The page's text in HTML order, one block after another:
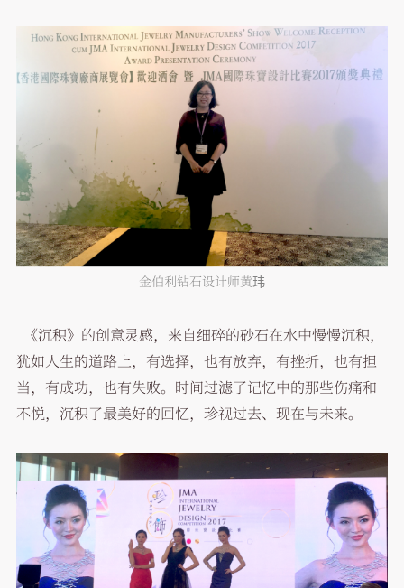
金伯利钻石设计师黄玮
《沉积》的创意灵感，来自细碎的砂石在水中慢慢沉积，
犹如人生的道路上，有选择，也有放弃，有挫折，也有担
当，有成功，也有失败。时间过滤了记忆中的那些伤痛和
不悦，沉积了最美好的回忆，珍视过去、现在与未来。